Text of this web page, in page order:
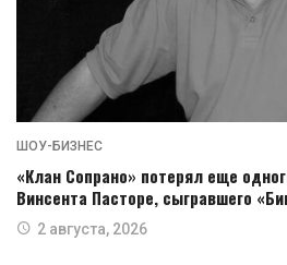
ШОУ-БИЗНЕС
«Клан Сопрано» потерял еще
Винсента Пасторе, сыгравшего
2 августа, 2026